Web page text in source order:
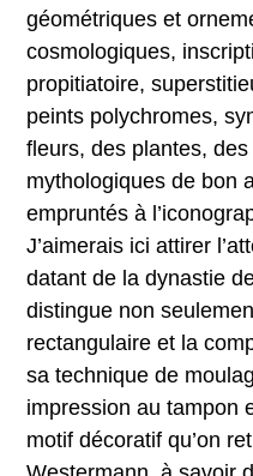
géométriques et
cosmologiques,
propitiatoire,
peints polychromes,
fleurs, des plantes,
mythologiques de bon
empruntés à
J’aimerais ici attirer
datant de la dynastie
distingue non
rectangulaire et la
sa technique de
impression au tampon
motif décoratif qu’on